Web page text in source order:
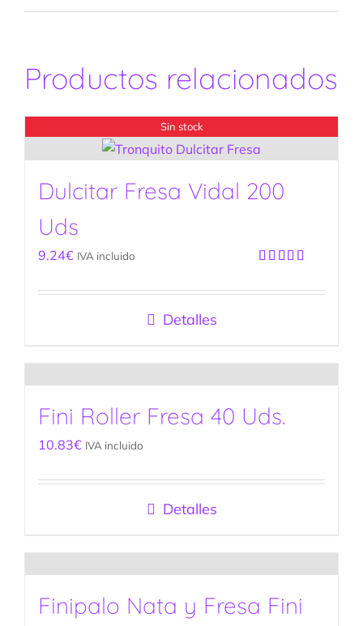
Productos relacionados
Sin stock
Dulcitar Fresa Vidal 200
Uds
con5.00de
9.24€ IVA incluido
Detalles
Fini Roller Fresa 40 Uds.
10.83€ IVA incluido
Detalles
Finipalo Nata y Fresa Fini